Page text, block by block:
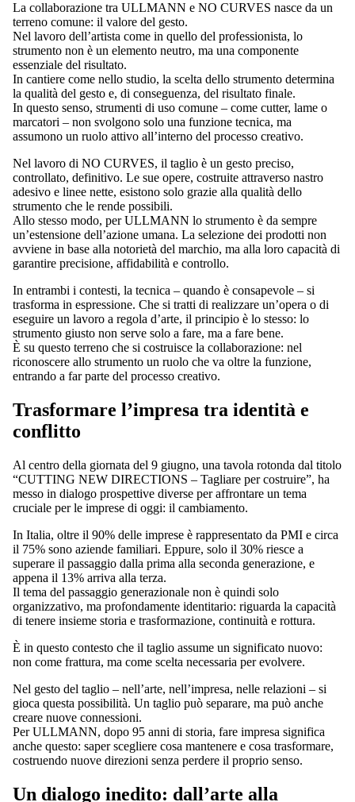
La collaborazione tra ULLMANN e NO CURVES nasce da un
terreno comune: il valore del gesto.
Nel lavoro dell’artista come in quello del professionista, lo
strumento non è un elemento neutro, ma una componente
essenziale del risultato.
In cantiere come nello studio, la scelta dello strumento determina
la qualità del gesto e, di conseguenza, del risultato finale.
In questo senso, strumenti di uso comune – come cutter, lame o
marcatori – non svolgono solo una funzione tecnica, ma
assumono un ruolo attivo all’interno del processo creativo.
Nel lavoro di NO CURVES, il taglio è un gesto preciso,
controllato, definitivo. Le sue opere, costruite attraverso nastro
adesivo e linee nette, esistono solo grazie alla qualità dello
strumento che le rende possibili.
Allo stesso modo, per ULLMANN lo strumento è da sempre
un’estensione dell’azione umana. La selezione dei prodotti non
avviene in base alla notorietà del marchio, ma alla loro capacità di
garantire precisione, affidabilità e controllo.
In entrambi i contesti, la tecnica – quando è consapevole – si
trasforma in espressione. Che si tratti di realizzare un’opera o di
eseguire un lavoro a regola d’arte, il principio è lo stesso: lo
strumento giusto non serve solo a fare, ma a fare bene.
È su questo terreno che si costruisce la collaborazione: nel
riconoscere allo strumento un ruolo che va oltre la funzione,
entrando a far parte del processo creativo.
Trasformare l’impresa tra identità e
conflitto
Al centro della giornata del 9 giugno, una tavola rotonda dal titolo
“CUTTING NEW DIRECTIONS – Tagliare per costruire”, ha
messo in dialogo prospettive diverse per affrontare un tema
cruciale per le imprese di oggi: il cambiamento.
In Italia, oltre il 90% delle imprese è rappresentato da PMI e circa
il 75% sono aziende familiari. Eppure, solo il 30% riesce a
superare il passaggio dalla prima alla seconda generazione, e
appena il 13% arriva alla terza.
Il tema del passaggio generazionale non è quindi solo
organizzativo, ma profondamente identitario: riguarda la capacità
di tenere insieme storia e trasformazione, continuità e rottura.
È in questo contesto che il taglio assume un significato nuovo:
non come frattura, ma come scelta necessaria per evolvere.
Nel gesto del taglio – nell’arte, nell’impresa, nelle relazioni – si
gioca questa possibilità. Un taglio può separare, ma può anche
creare nuove connessioni.
Per ULLMANN, dopo 95 anni di storia, fare impresa significa
anche questo: saper scegliere cosa mantenere e cosa trasformare,
costruendo nuove direzioni senza perdere il proprio senso.
Un dialogo inedito: dall’arte alla